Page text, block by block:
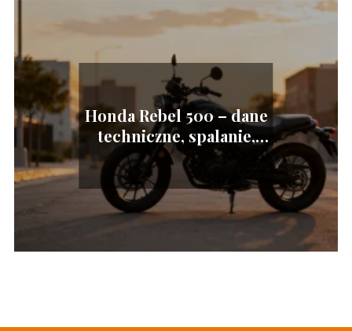
Honda Rebel 500 – dane
techniczne, spalanie,
opinie